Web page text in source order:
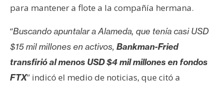
N
o
t
a
para mantener a flote a la compañía hermana.
“Buscando apuntalar a Alameda, que tenía casi USD
$15 mil millones en activos, Bankman-Fried
transfirió al menos USD $4 mil millones en fondos
FTX” indicó el medio de noticias, que citó a